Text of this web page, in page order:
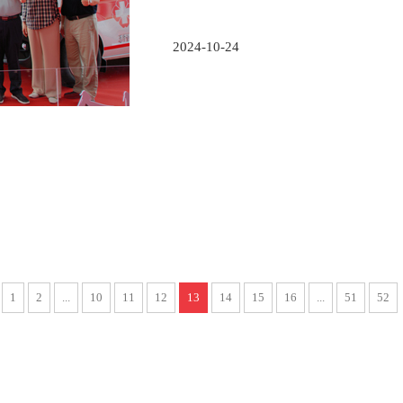
2024-10-24
1 2 10 11 12 13 14 15 16 51 52